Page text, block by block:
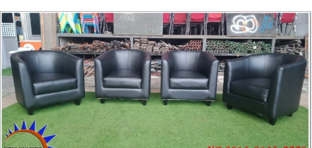
Sofa
Model
Oval
Hitam
Murah